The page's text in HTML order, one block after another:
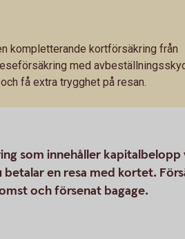
kompletterande kortförsäkring från
med
få extra trygghet på resan.
som innehåller kapitalbelopp
en resa med kortet.
och försenat bagage.